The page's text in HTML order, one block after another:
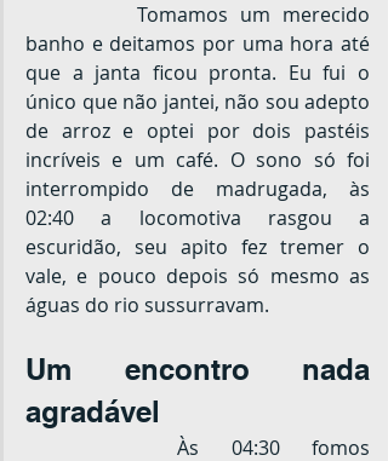
banho e deitamos por uma hora até
que a janta ficou pronta. Eu fui o
único que não jantei, não sou adepto
de arroz e optei por dois pastéis
incríveis e um café. O sono só foi
interrompido de madrugada, às
02:40 a locomotiva rasgou a
escuridão, seu apito fez tremer o
vale, e pouco depois só mesmo as
águas do rio sussurravam.
Um encontro nada
agradável